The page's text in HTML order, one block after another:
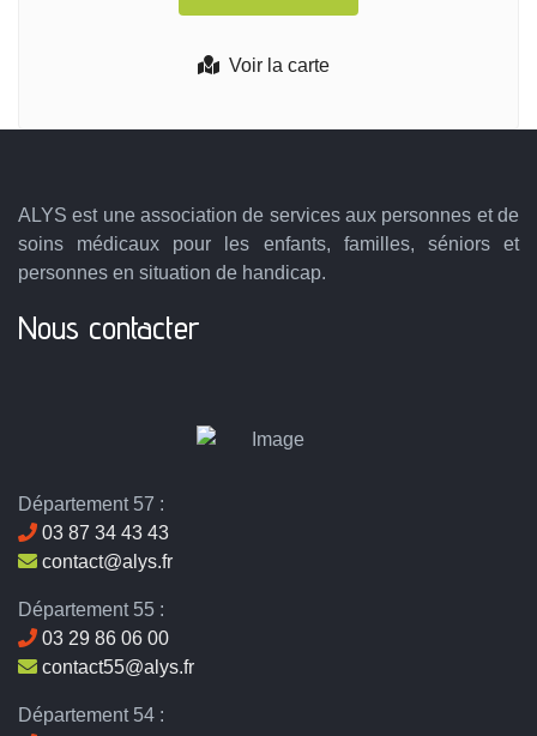
Voir la carte
ALYS est une association de services aux personnes et de
soins médicaux pour les enfants, familles, séniors et
personnes en situation de handicap.
Nous contacter
Département 57 :
03 87 34 43 43
contact@alys.fr
Département 55 :
03 29 86 06 00
contact55@alys.fr
Département 54 :